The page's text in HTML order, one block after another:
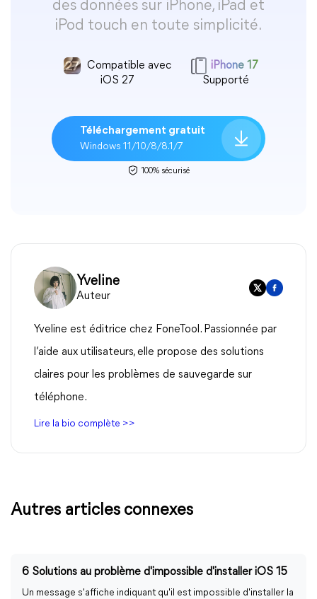
des données sur iPhone, iPad et
iPod touch en toute simplicité.
Compatible avec
iOS 27
iPhone 17
Supporté
Téléchargement gratuit
Windows 11/10/8/8.1/7
100% sécurisé
Yveline
Auteur
Yveline est éditrice chez FoneTool. Passionnée par
l’aide aux utilisateurs, elle propose des solutions
claires pour les problèmes de sauvegarde sur
téléphone.
Lire la bio complète >>
Autres articles connexes
6 Solutions au problème d'impossible d'installer iOS 15
Un message s'affiche indiquant qu'il est impossible d'installer la